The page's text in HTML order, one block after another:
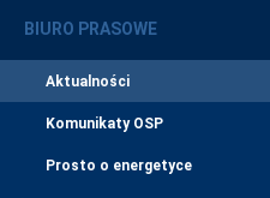
BIURO PRASOWE
Aktualności
Komunikaty OSP
Prosto o energetyce